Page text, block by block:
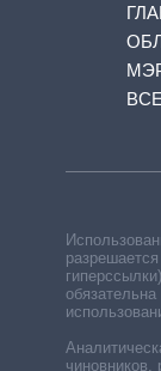
обязательна
чиновников,